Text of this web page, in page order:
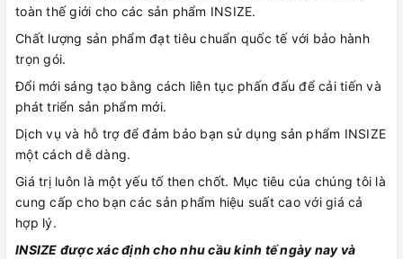
toàn thế giới cho các sản phẩm INSIZE.
Chất lượng sản phẩm đạt tiêu chuẩn quốc tế với bảo hành
trọn gói.
Đổi mới sáng tạo bằng cách liên tục phấn đấu để cải tiến và
phát triển sản phẩm mới.
Dịch vụ và hỗ trợ để đảm bảo bạn sử dụng sản phẩm INSIZE
một cách dễ dàng.
Giá trị luôn là một yếu tố then chốt. Mục tiêu của chúng tôi là
cung cấp cho bạn các sản phẩm hiệu suất cao với giá cả
hợp lý.
INSIZE được xác định cho nhu cầu kinh tế ngày nay và